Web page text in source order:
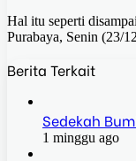
Hal itu seperti
Purabaya, Senin (23/
Berita Terkait
Sedekah
1 minggu ago